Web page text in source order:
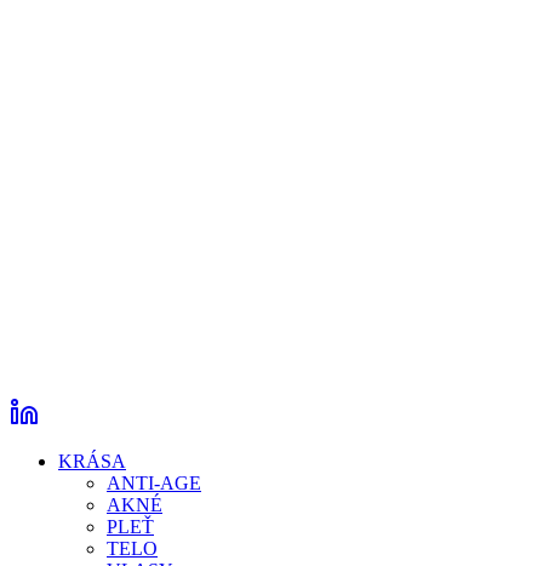
KRÁSA
ANTI-AGE
AKNÉ
PLEŤ
TELO